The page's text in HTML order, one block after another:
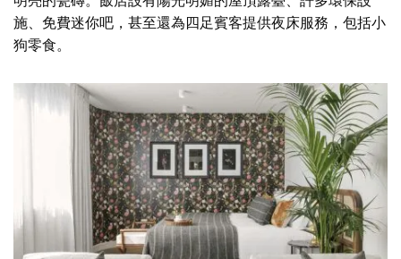
施、免費迷你吧，甚至還為四足賓客提供夜床服務，包括小
狗零食。